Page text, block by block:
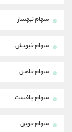
سهام ثبهساز
سهام خپویش
سهام خاهن
سهام چافست
سهام جوین